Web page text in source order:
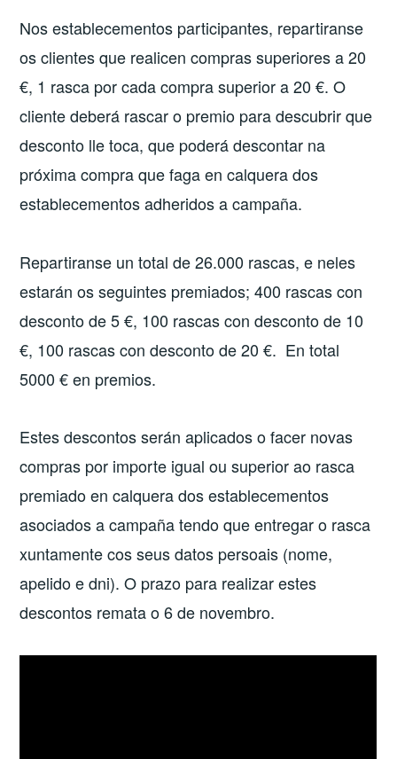
Nos establecementos participantes, repartiranse
os clientes que realicen compras superiores a 20
€, 1 rasca por cada compra superior a 20 €. O
cliente deberá rascar o premio para descubrir que
desconto lle toca, que poderá descontar na
próxima compra que faga en calquera dos
establecementos adheridos a campaña.
Repartiranse un total de 26.000 rascas, e neles
estarán os seguintes premiados; 400 rascas con
desconto de 5 €, 100 rascas con desconto de 10
€, 100 rascas con desconto de 20 €. En total
5000 € en premios.
Estes descontos serán aplicados o facer novas
compras por importe igual ou superior ao rasca
premiado en calquera dos establecementos
asociados a campaña tendo que entregar o rasca
xuntamente cos seus datos persoais (nome,
apelido e dni). O prazo para realizar estes
descontos remata o 6 de novembro.